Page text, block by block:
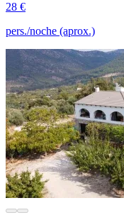
28 €
pers./noche (aprox.)